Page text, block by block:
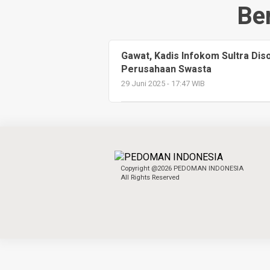
Gawat, Kadis Infokom Sultra
Perusahaan Swasta
29 Juni 2025 - 17:47 WIB
Copyright @2026 PEDOMAN INDONESIA
All Rights Reserved